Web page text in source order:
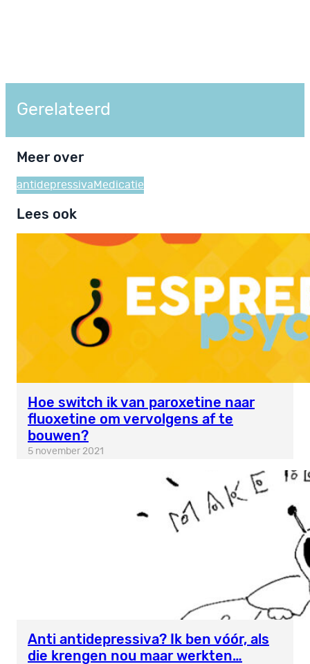
Gerelateerd
Meer over
antidepressiva Medicatie
Lees ook
Hoe switch ik van paroxetine naar
fluoxetine om vervolgens af te
bouwen?
5 november 2021
Anti antidepressiva? Ik ben vóór, als
die krengen nou maar werkten…